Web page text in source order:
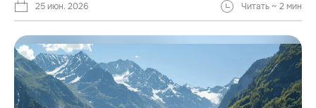
25 июн. 2026 Читать ~ 2 мин